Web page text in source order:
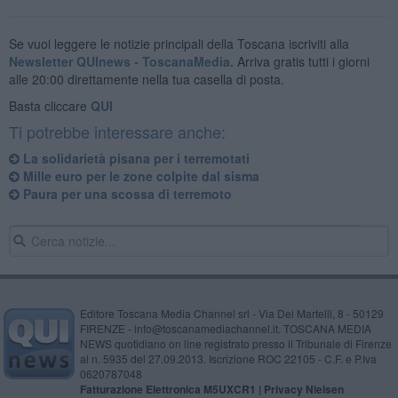
Se vuoi leggere le notizie principali della Toscana iscriviti alla
Newsletter QUInews - ToscanaMedia. Arriva gratis tutti i giorni
alle 20:00 direttamente nella tua casella di posta.
Basta cliccare QUI
Ti potrebbe interessare anche:
La solidarietà pisana per i terremotati
Mille euro per le zone colpite dal sisma
Paura per una scossa di terremoto
Editore Toscana Media Channel srl - Via Dei Martelli, 8 - 50129
FIRENZE - info@toscanamediachannel.it. TOSCANA MEDIA
NEWS quotidiano on line registrato presso il Tribunale di Firenze
al n. 5935 del 27.09.2013. Iscrizione ROC 22105 - C.F. e P.Iva
0620787048
Fatturazione Elettronica M5UXCR1 | Privacy Nielsen